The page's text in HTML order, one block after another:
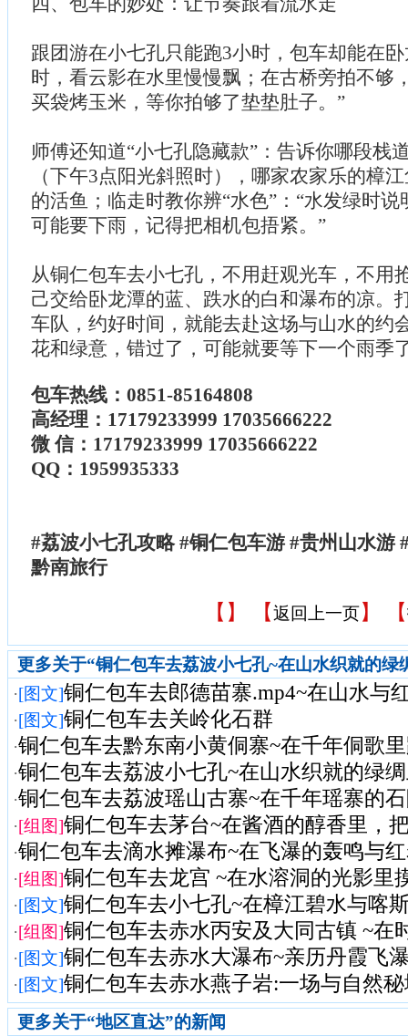
跟团游在小七孔只能跑3小时，包车却能在
时，看云影在水里慢慢飘；在古桥旁拍不够
买袋烤玉米，等你拍够了垫垫肚子。”
师傅还知道“小七孔隐藏款”：告诉你哪段栈
（下午3点阳光斜照时），哪家农家乐的樟
的活鱼；临走时教你辨“水色”：“水发绿时
可能要下雨，记得把相机包捂紧。”
从铜仁包车去小七孔，不用赶观光车，不用
己交给卧龙潭的蓝、跌水的白和瀑布的凉。
车队，约好时间，就能去赴这场与山水的
花和绿意，错过了，可能就要等下一个雨季
包车热线：0851-85164808
高经理：17179233999 17035666222
微 信：17179233999 17035666222
QQ：1959935333
#荔波小七孔攻略 #铜仁包车游 #贵州山水游
黔南旅行
【 】 【返回上一页】 【
更多关于“铜仁包车去荔波小七孔~在山水织就的绿
·[图文]铜仁包车去郎德苗寨.mp4~在山水与
·[图文]铜仁包车去关岭化石群
·铜仁包车去黔东南小黄侗寨~在千年侗歌
·铜仁包车去荔波小七孔~在山水织就的绿
·铜仁包车去荔波瑶山古寨~在千年瑶寨的
·[组图]铜仁包车去茅台~在酱酒的醇香里，
·铜仁包车去滴水摊瀑布~在飞瀑的轰鸣与
·[组图]铜仁包车去龙宫 ~在水溶洞的光影里
·[图文]铜仁包车去小七孔~在樟江碧水与喀
·[组图]铜仁包车去赤水丙安及大同古镇 ~在
·[图文]铜仁包车去赤水大瀑布~亲历丹霞飞
·[图文]铜仁包车去赤水燕子岩:一场与自然
更多关于“地区直达”的新闻